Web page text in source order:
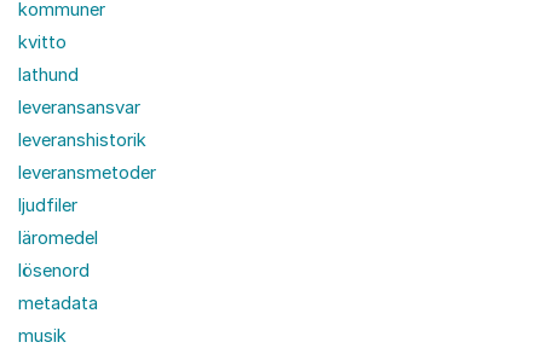
kommuner
kvitto
lathund
leveransansvar
leveranshistorik
leveransmetoder
ljudfiler
läromedel
lösenord
metadata
musik